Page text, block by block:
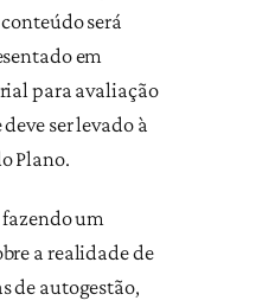
será
em
para avaliação
ser levado à
Plano.
um
a realidade de
de autogestão,